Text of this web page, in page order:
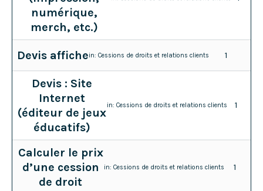
numérique,
merch, etc.)
Devis affichein: Cessions de droits et relations clients 1
Devis : Site
Internet
(éditeur de jeux
éducatifs)
in: Cessions de droits et relations clients 1
Calculer le prix
d’une cession
de droit
in:Cessions de droits et relations clients 1